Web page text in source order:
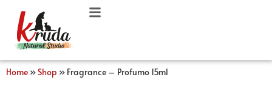
Home »Shop » Fragrance – Profumo 15ml